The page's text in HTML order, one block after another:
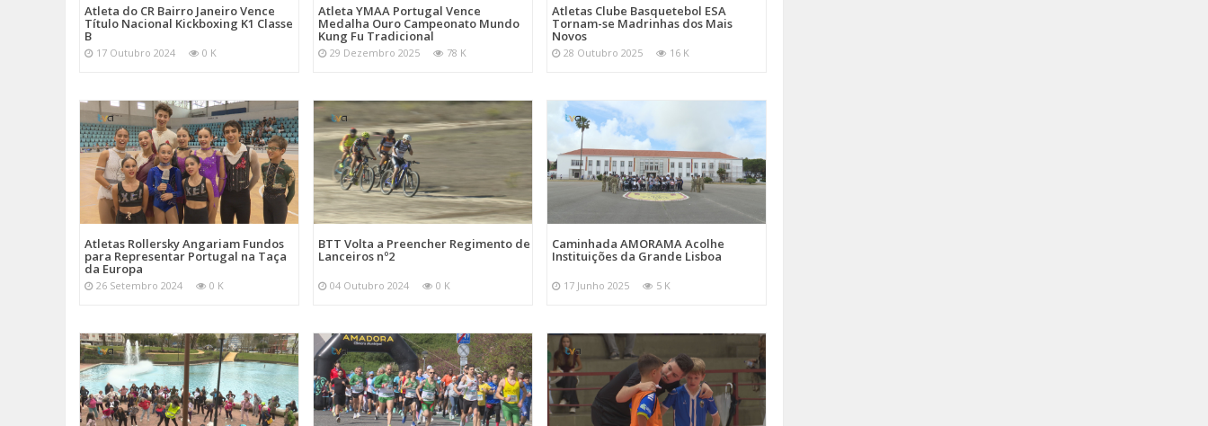
Atleta do CR Bairro Janeiro Vence
Título Nacional Kickboxing K1 Classe
B
17 Outubro 2024 0 K
Atleta YMAA Portugal Vence
Medalha Ouro Campeonato Mundo
Kung Fu Tradicional
29 Dezembro 2025 78 K
Atletas Clube Basquetebol ESA
Tornam-se Madrinhas dos Mais
Novos
28 Outubro 2025 16 K
Atletas Rollersky Angariam Fundos
para Representar Portugal na Taça
da Europa
26 Setembro 2024 0 K
BTT Volta a Preencher Regimento de
Lanceiros nº2
04 Outubro 2024 0 K
Caminhada AMORAMA Acolhe
Instituições da Grande Lisboa
17 Junho 2025 5 K